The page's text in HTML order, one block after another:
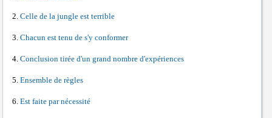
Celle de la jungle est terrible
Chacun est tenu de s'y conformer
Conclusion tirée d'un grand nombre d'expériences
Ensemble de règles
Est faite par nécessité